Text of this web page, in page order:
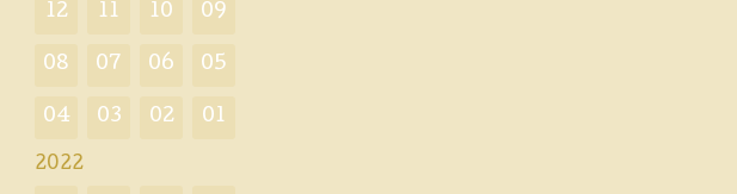
12 11 10 09
08 07 06 05
04 03 02 01
2022